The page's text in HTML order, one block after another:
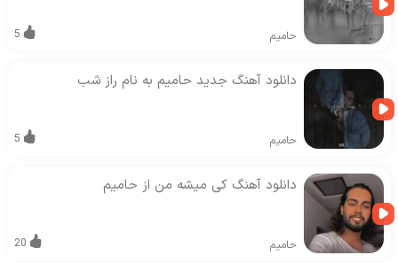
حامیم 5
دانلود آهنگ جديد حامیم به نام راز شب
حامیم 5
دانلود آهنگ کی میشه من از حامیم
حامیم 20